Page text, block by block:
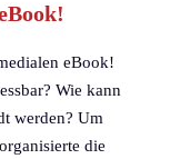
eBook!
Wie kann
werden? Um
die